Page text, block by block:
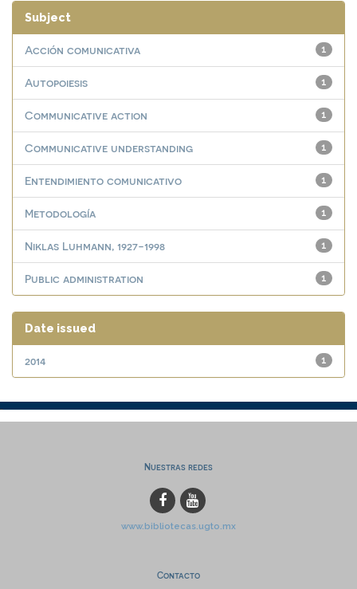
Subject
1
Acción comunicativa
1
Autopoiesis
1
Communicative action
1
Communicative understanding
1
Entendimiento comunicativo
1
Metodología
1
Niklas Luhmann, 1927-1998
1
Public administration
Date issued
1
2014
Nuestras redes
www.bibliotecas.ugto.mx
Contacto